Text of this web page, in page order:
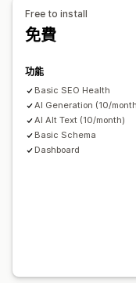
追蹤成效
搜尋引擎最佳化 (SEO) 分
競爭者分析
排名追蹤 轉換追蹤
Free to install
免費
功能
Basic SEO Health
AI Generation (10/
AI Alt Text (10/month)
Basic Schema
Dashboard